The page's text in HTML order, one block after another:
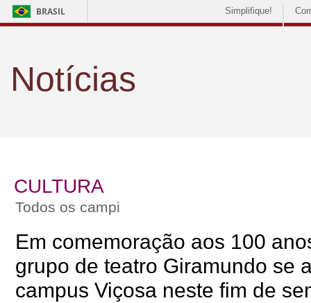
BRASIL Simplifique!
Notícias
CULTURA
Todos os campi
Em comemoração aos 100
grupo de teatro Giramundo se
campus Viçosa neste fim de